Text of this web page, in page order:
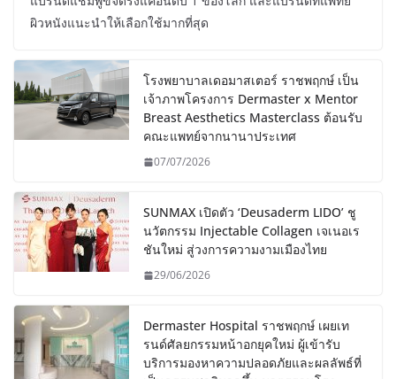
ผิวหนังแนะนำให้เลือกใช้มากที่สุด
โรงพยาบาลเดอมาสเตอร์ ราชพฤกษ์ เป็น
เจ้าภาพโครงการ Dermaster x Mentor
Breast Aesthetics Masterclass ต้อนรับ
คณะแพทย์จากนานาประเทศ
07/07/2026
SUNMAX เปิดตัว ‘Deusaderm LIDO’ ชู
นวัตกรรม Injectable Collagen เจเนอเร
ชันใหม่ สู่วงการความงามเมืองไทย
29/06/2026
Dermaster Hospital ราชพฤกษ์ เผยเท
รนด์ศัลยกรรมหน้าอกยุคใหม่ ผู้เข้ารับ
บริการมองหาความปลอดภัยและผลลัพธ์ที่